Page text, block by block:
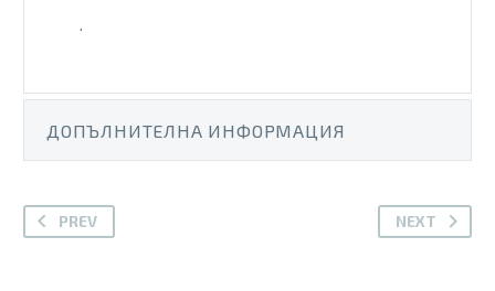
.
ДОПЪЛНИТЕЛНА ИНФОРМАЦИЯ
PREV NEXT